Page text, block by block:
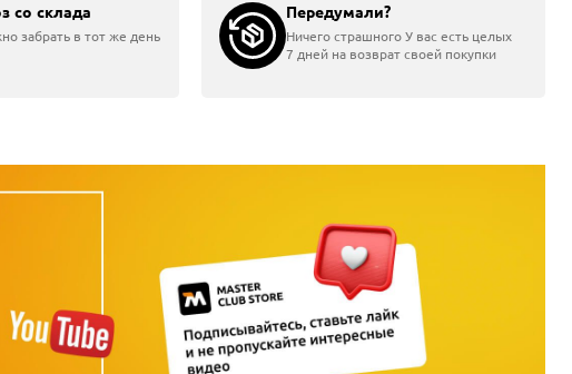
со склада
забрать в тот же день
Передумали?
Ничего страшного У вас есть целых
7 дней на возврат своей покупки